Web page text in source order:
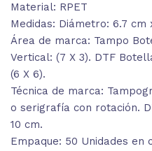
Material: RPET
Medidas: Diámetro: 6.7 cm
Área de marca: Tampo
Vertical: (7 X 3). DTF
(6 X 6).
Técnica de marca:
o serigrafía con rotación.
10 cm.
Empaque: 50 Unidades en